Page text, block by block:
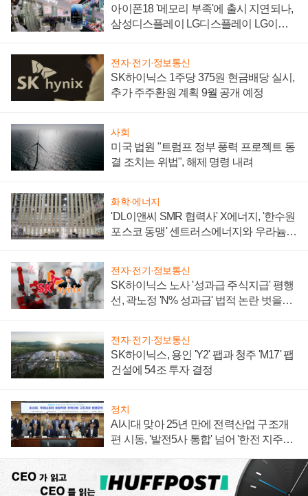
아이폰18 '메모리 부족'에 출시 지연되나,
삼성디스플레이 LG디스플레이 LG이노
전자·전기·정보통신
SK하이닉스 1주당 375원 현금배당 실시,
추가 주주환원 계획 9월 공개 예정
사회
미국 법원 "트럼프 정부 풍력 프로젝트 동
결 조치는 위법", 해제 명령 내려
화학·에너지
'DL이앤씨 SMR 협력사' X에너지, '한수원
포스코 동맹' 센트러스에너지와 우라늄
전자·전기·정보통신
SK하이닉스 노사 '성과급 주식지급' 평행
선, 곽노정 'N% 성과급' 법적 논란 벗을지
전자·전기·정보통신
SK하이닉스, 용인 'Y2' 팹과 청주 'M17' 팹
건설에 54조 투자 결정
정치
AI시대 맞아 25년 만에 전력산업 구조개
편 시동, '발전5사 통합' 넘어 '한전 지주사'